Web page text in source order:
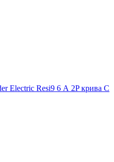
Electric Resi9 6 А 2P крива C